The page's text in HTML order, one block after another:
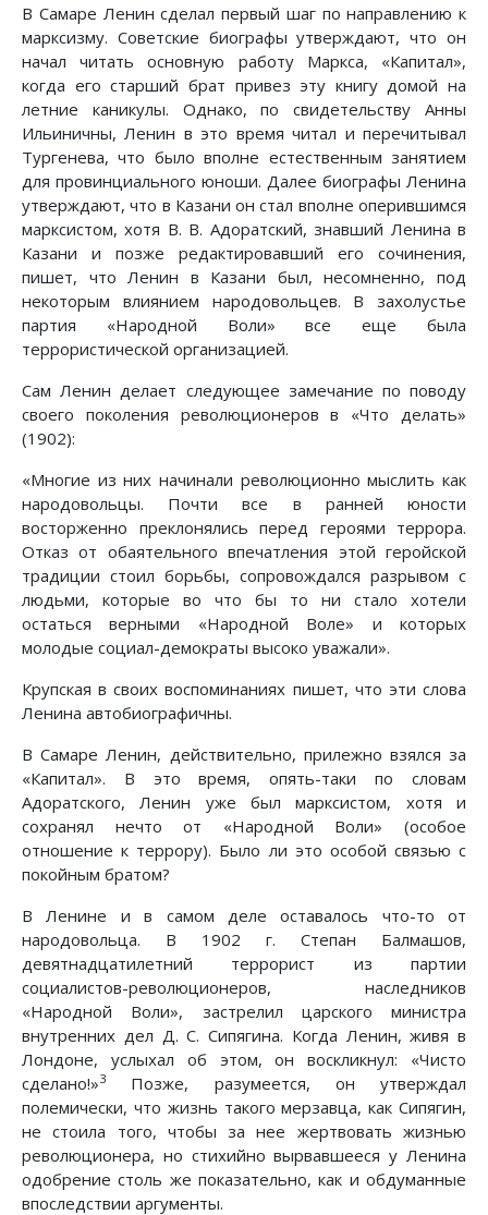
В Самаре Ленин сделал первый шаг по направлению к
марксизму. Советские биографы утверждают, что он
начал читать основную работу Маркса, «Капитал»,
когда его старший брат привез эту книгу домой на
летние каникулы. Однако, по свидетельству Анны
Ильиничны, Ленин в это время читал и перечитывал
Тургенева, что было вполне естественным занятием
для провинциального юноши. Далее биографы Ленина
утверждают, что в Казани он стал вполне оперившимся
марксистом, хотя В. В. Адоратский, знавший Ленина в
Казани и позже редактировавший его сочинения,
пишет, что Ленин в Казани был, несомненно, под
некоторым влиянием народовольцев. В захолустье
партия «Народной Воли» все еще была
террористической организацией.
Сам Ленин делает следующее замечание по поводу
своего поколения революционеров в «Что делать»
(1902):
«Многие из них начинали революционно мыслить как
народовольцы. Почти все в ранней юности
восторженно преклонялись перед героями террора.
Отказ от обаятельного впечатления этой геройской
традиции стоил борьбы, сопровождался разрывом с
людьми, которые во что бы то ни стало хотели
остаться верными «Народной Воле» и которых
молодые социал-демократы высоко уважали».
Крупская в своих воспоминаниях пишет, что эти слова
Ленина автобиографичны.
В Самаре Ленин, действительно, прилежно взялся за
«Капитал». В это время, опять-таки по словам
Адоратского, Ленин уже был марксистом, хотя и
сохранял нечто от «Народной Воли» (особое
отношение к террору). Было ли это особой связью с
покойным братом?
В Ленине и в самом деле оставалось что-то от
народовольца. В 1902 г. Степан Балмашов,
девятнадцатилетний террорист из партии
социалистов-революционеров, наследников
«Народной Воли», застрелил царского министра
внутренних дел Д. С. Сипягина. Когда Ленин, живя в
Лондоне, услыхал об этом, он воскликнул: «Чисто
сделано!»3
Позже, разумеется, он утверждал
полемически, что жизнь такого мерзавца, как Сипягин,
не стоила того, чтобы за нее жертвовать жизнью
революционера, но стихийно вырвавшееся у Ленина
одобрение столь же показательно, как и обдуманные
впоследствии аргументы.